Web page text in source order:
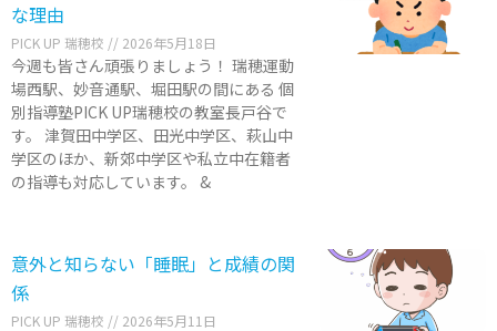
な理由
PICK UP 瑞穂校 2026年5月18日
今週も皆さん頑張りましょう！ 瑞穂運動
場西駅、妙音通駅、堀田駅の間にある 個
別指導塾PICK UP瑞穂校の教室長戸谷で
す。 津賀田中学区、田光中学区、萩山中
学区のほか、新郊中学区や私立中在籍者
の指導も対応しています。 &
意外と知らない「睡眠」と成績の関
係
PICK UP 瑞穂校 2026年5月11日